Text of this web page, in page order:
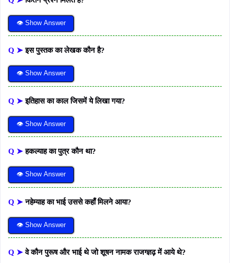
👁 Show Answer
Q ➤इस पुस्तक का लेखक कौन है?
👁 Show Answer
Q ➤इतिहास का काल जिसमें ये लिखा गया?
👁 Show Answer
Q ➤हकल्याह का पुत्र कौन था?
👁 Show Answer
Q ➤नहेम्याह का भाई उससे कहाँ मिलने आया?
👁 Show Answer
Q ➤वे कौन पुरूष और भाई थे जो शूषन नामक राजग्ज्ञढ़ में आये थे?